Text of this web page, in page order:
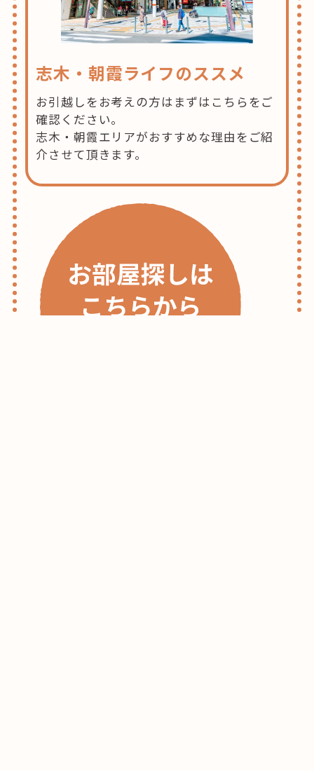
志木・朝霞ライフのススメ
お引越しをお考えの方はまずはこちらをご
確認ください。
志木・朝霞エリアがおすすめな理由をご紹
介させて頂きます。